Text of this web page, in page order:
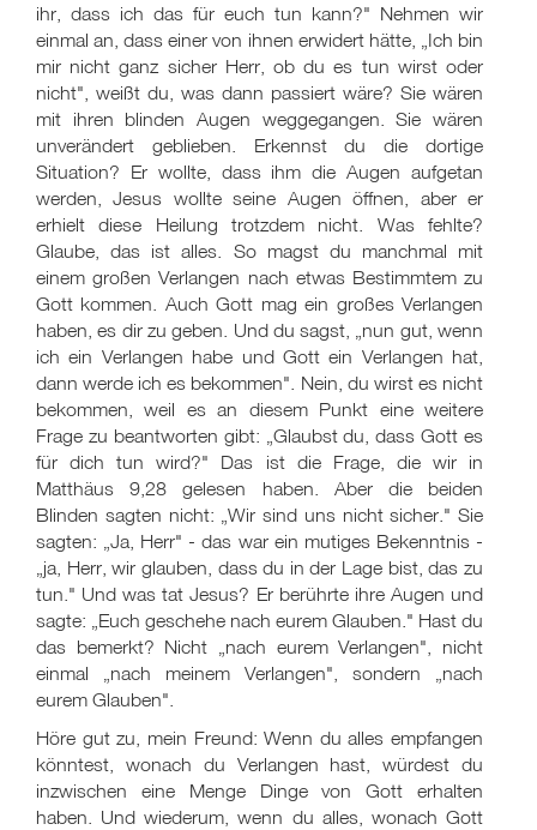
ihr, dass ich das für euch tun kann?" Nehmen wir
einmal an, dass einer von ihnen erwidert hätte, „Ich bin
mir nicht ganz sicher Herr, ob du es tun wirst oder
nicht", weißt du, was dann passiert wäre? Sie wären
mit ihren blinden Augen weggegangen. Sie wären
unverändert geblieben. Erkennst du die dortige
Situation? Er wollte, dass ihm die Augen aufgetan
werden, Jesus wollte seine Augen öffnen, aber er
erhielt diese Heilung trotzdem nicht. Was fehlte?
Glaube, das ist alles. So magst du manchmal mit
einem großen Verlangen nach etwas Bestimmtem zu
Gott kommen. Auch Gott mag ein großes Verlangen
haben, es dir zu geben. Und du sagst, „nun gut, wenn
ich ein Verlangen habe und Gott ein Verlangen hat,
dann werde ich es bekommen". Nein, du wirst es nicht
bekommen, weil es an diesem Punkt eine weitere
Frage zu beantworten gibt: „Glaubst du, dass Gott es
für dich tun wird?" Das ist die Frage, die wir in
Matthäus 9,28 gelesen haben. Aber die beiden
Blinden sagten nicht: „Wir sind uns nicht sicher." Sie
sagten: „Ja, Herr" - das war ein mutiges Bekenntnis -
„ja, Herr, wir glauben, dass du in der Lage bist, das zu
tun." Und was tat Jesus? Er berührte ihre Augen und
sagte: „Euch geschehe nach eurem Glauben." Hast du
das bemerkt? Nicht „nach eurem Verlangen", nicht
einmal „nach meinem Verlangen", sondern „nach
eurem Glauben".
Höre gut zu, mein Freund: Wenn du alles empfangen
könntest, wonach du Verlangen hast, würdest du
inzwischen eine Menge Dinge von Gott erhalten
haben. Und wiederum, wenn du alles, wonach Gott